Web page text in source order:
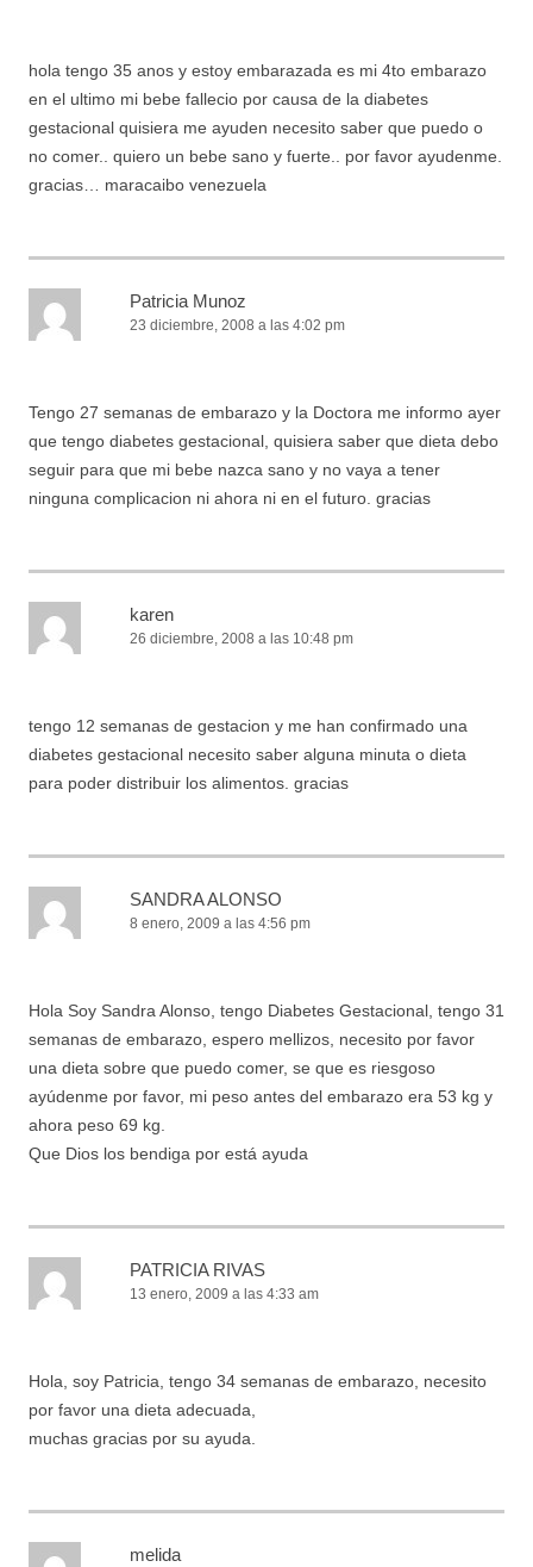
hola tengo 35 anos y estoy embarazada es mi 4to embarazo
en el ultimo mi bebe fallecio por causa de la diabetes
gestacional quisiera me ayuden necesito saber que puedo o
no comer.. quiero un bebe sano y fuerte.. por favor ayudenme.
gracias… maracaibo venezuela
Patricia Munoz
23 diciembre, 2008 a las 4:02 pm
Tengo 27 semanas de embarazo y la Doctora me informo ayer
que tengo diabetes gestacional, quisiera saber que dieta debo
seguir para que mi bebe nazca sano y no vaya a tener
ninguna complicacion ni ahora ni en el futuro. gracias
karen
26 diciembre, 2008 a las 10:48 pm
tengo 12 semanas de gestacion y me han confirmado una
diabetes gestacional necesito saber alguna minuta o dieta
para poder distribuir los alimentos. gracias
SANDRA ALONSO
8 enero, 2009 a las 4:56 pm
Hola Soy Sandra Alonso, tengo Diabetes Gestacional, tengo 31
semanas de embarazo, espero mellizos, necesito por favor
una dieta sobre que puedo comer, se que es riesgoso
ayúdenme por favor, mi peso antes del embarazo era 53 kg y
ahora peso 69 kg.
Que Dios los bendiga por está ayuda
PATRICIA RIVAS
13 enero, 2009 a las 4:33 am
Hola, soy Patricia, tengo 34 semanas de embarazo, necesito
por favor una dieta adecuada,
muchas gracias por su ayuda.
melida